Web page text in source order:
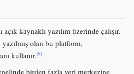
açık kaynaklı yazılım üzerinde çalışır.
olan bu platform,
kullanır.[6]
birden fazla veri merkezine